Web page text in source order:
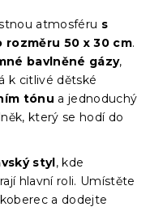
atmosféru s
rozměru 50 x 30 cm.
bavlněné gázy,
k citlivé dětské
tónu a jednoduchý
který se hodí do
styl, kde
hlavní roli. Umístěte
a dodejte